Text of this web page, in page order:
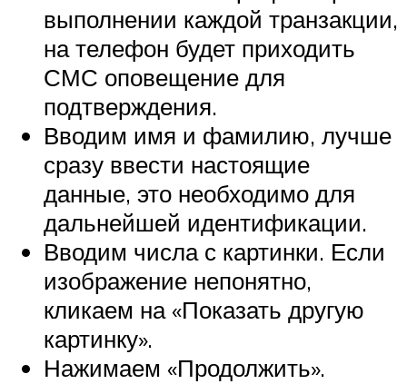
выполнении каждой транзакции,
на телефон будет приходить
СМС оповещение для
подтверждения.
Вводим имя и фамилию, лучше
сразу ввести настоящие
данные, это необходимо для
дальнейшей идентификации.
Вводим числа с картинки. Если
изображение непонятно,
кликаем на «Показать другую
картинку».
Нажимаем «Продолжить».